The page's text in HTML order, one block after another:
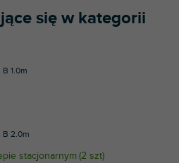
się w kategorii
B 1.0m
B 2.0m
stacjonarnym(2 szt)